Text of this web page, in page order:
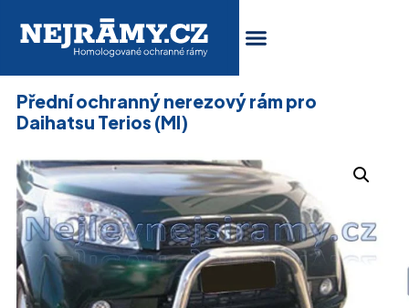
Přední ochranný nerezový rám pro
Daihatsu Terios (MI)